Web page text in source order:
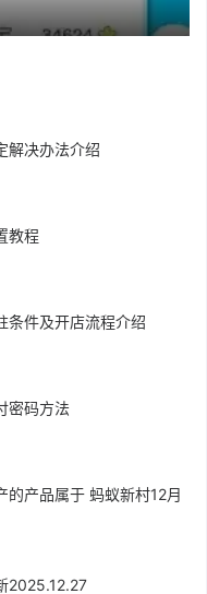
解决办法介绍
教程
条件及开店流程介绍
密码方法
的产品属于 蚂蚁新村12月
2025.12.27